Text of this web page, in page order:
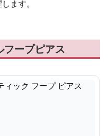
ます。
フープピアス